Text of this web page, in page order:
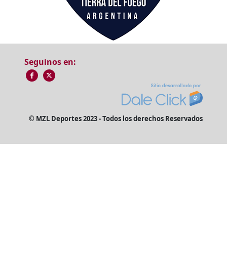
Seguinos en:
© MZL Deportes 2023 - Todos los derechos Reservados